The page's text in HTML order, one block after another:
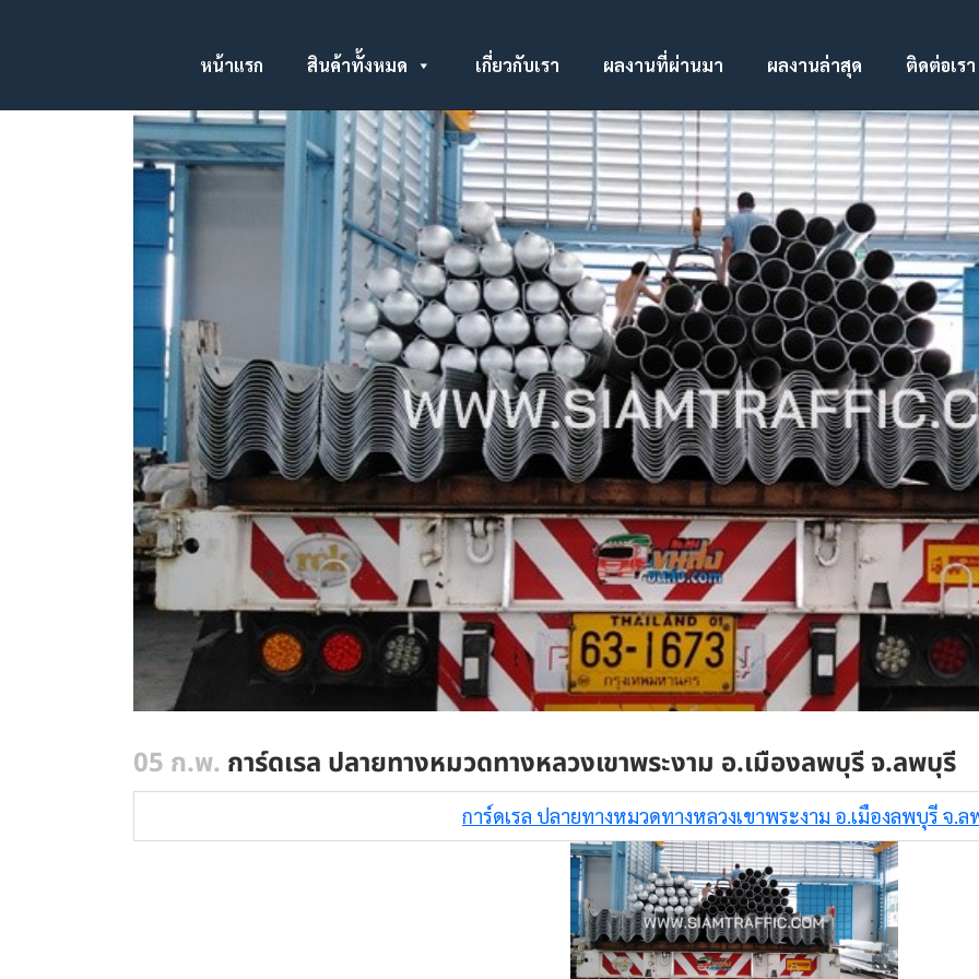
หน้าแรก สินค้าทั้งหมด เกี่ยวกับเรา ผลงานที่ผ่านมา ผลงานล่าสุด ติดต่อเรา
05 ก.พ. การ์ดเรล ปลายทางหมวดทางหลวงเขาพระงาม อ.เมืองลพบุรี จ.ลพบุรี
การ์ดเรล ปลายทางหมวดทางหลวงเขาพระงาม อ.เมืองลพบุรี จ.ล